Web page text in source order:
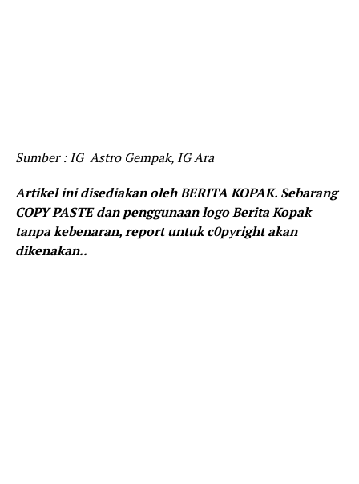
Sumber : IG Astro Gempak, IG Ara
Artikel ini disediakan oleh BERITA KOPAK. Sebarang
COPY PASTE dan penggunaan logo Berita Kopak
tanpa kebenaran, report untuk c0pyright akan
dikenakan..